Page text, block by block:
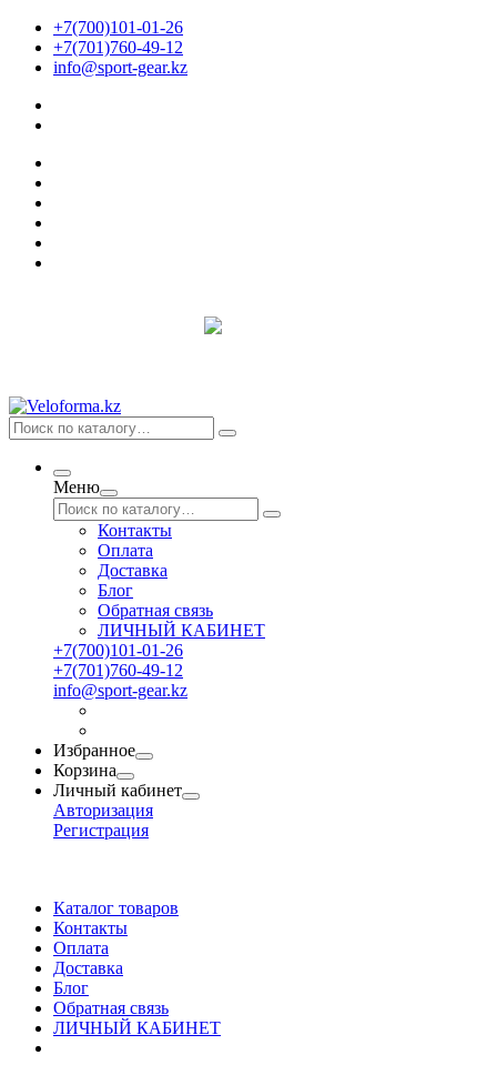
+7(700)101-01-26
+7(701)760-49-12
info@sport-gear.kz
Меню
Контакты
Оплата
Доставка
Блог
Обратная связь
ЛИЧНЫЙ КАБИНЕТ
+7(700)101-01-26
+7(701)760-49-12
info@sport-gear.kz
Избранное
Корзина
Личный кабинет
Авторизация
Регистрация
Каталог товаров
Контакты
Оплата
Доставка
Блог
Обратная связь
ЛИЧНЫЙ КАБИНЕТ